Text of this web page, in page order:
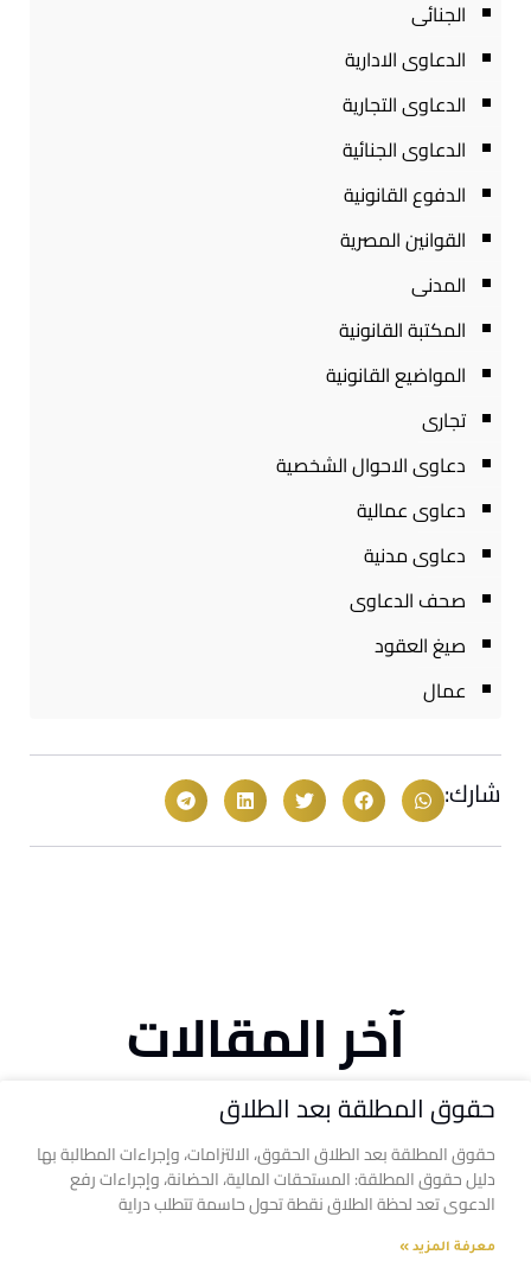
الجنائى
الدعاوى الادارية
الدعاوى التجارية
الدعاوى الجنائية
الدفوع القانونية
القوانين المصرية
المدنى
المكتبة القانونية
المواضيع القانونية
تجارى
دعاوى الاحوال الشخصية
دعاوى عمالية
دعاوى مدنية
صحف الدعاوى
صيغ العقود
عمال
شارك:
آخر المقالات
حقوق المطلقة بعد الطلاق
حقوق المطلقة بعد الطلاق الحقوق، الالتزامات، وإجراءات المطالبة بها
دليل حقوق المطلقة: المستحقات المالية، الحضانة، وإجراءات رفع
الدعوى تعد لحظة الطلاق نقطة تحول حاسمة تتطلب دراية
معرفة المزيد »